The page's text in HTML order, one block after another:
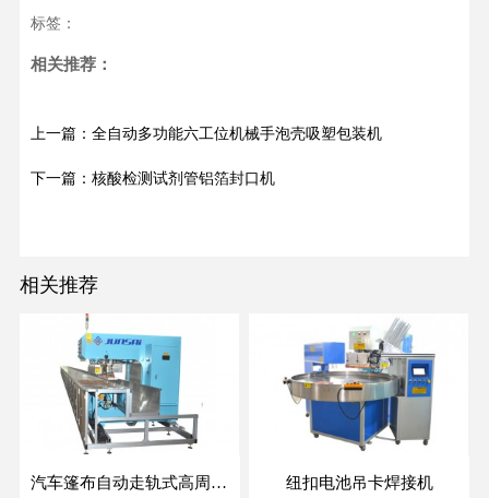
标签：
相关推荐：
上一篇：全自动多功能六工位机械手泡壳吸塑包装机
下一篇：核酸检测试剂管铝箔封口机
相关推荐
汽车篷布自动走轨式高周波焊接机 纽扣电池吊卡焊接机